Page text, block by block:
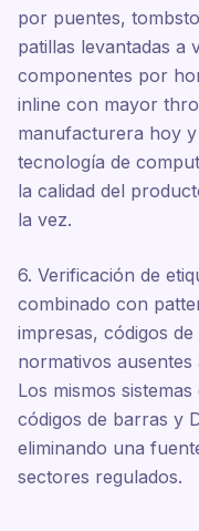
por puentes,
patillas levantadas a
componentes por
inline con mayor
manufacturera hoy
tecnología de
la calidad del
la vez.
6. Verificación de
combinado con
impresas, códigos
normativos ausentes
Los mismos
códigos de barras y
eliminando una
sectores regulados.